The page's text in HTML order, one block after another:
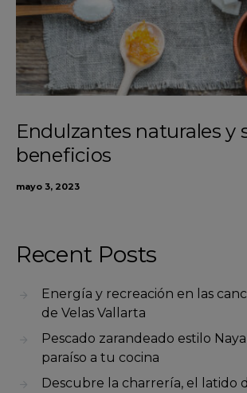
Endulzantes naturales y
beneficios
mayo 3, 2023
Recent Posts
Energía y recreación en las
de Velas Vallarta
Pescado zarandeado estilo
paraíso a tu cocina
Descubre la charrería, el latido